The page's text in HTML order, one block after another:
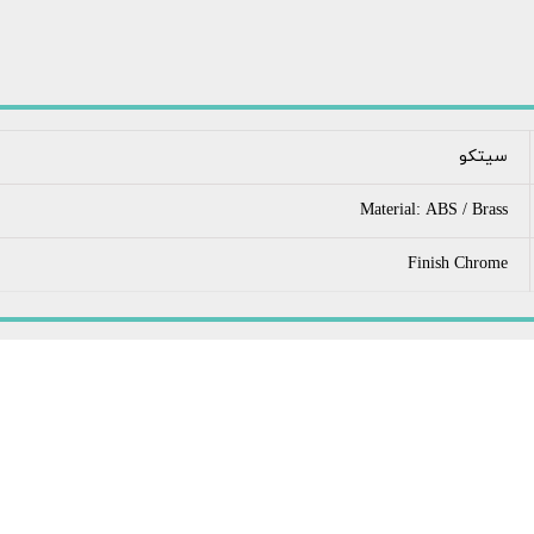
سیتکو
Material: ABS / Brass
Finish Chrome